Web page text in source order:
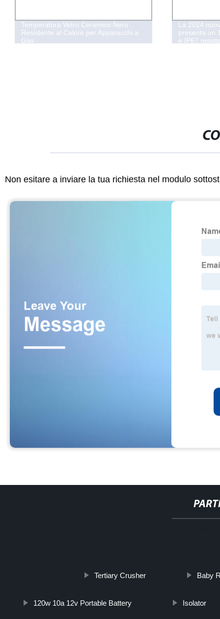
Temperatura Vetro Ceramico Nero
Resistente al Calore per Apparecchi a
Gas
La 2024
presenta un
è IP67
Non esitare a inviare la tua richiesta nel modulo
Tertiary Crusher Baby
120w 10a 12v Portable Battery Isolator